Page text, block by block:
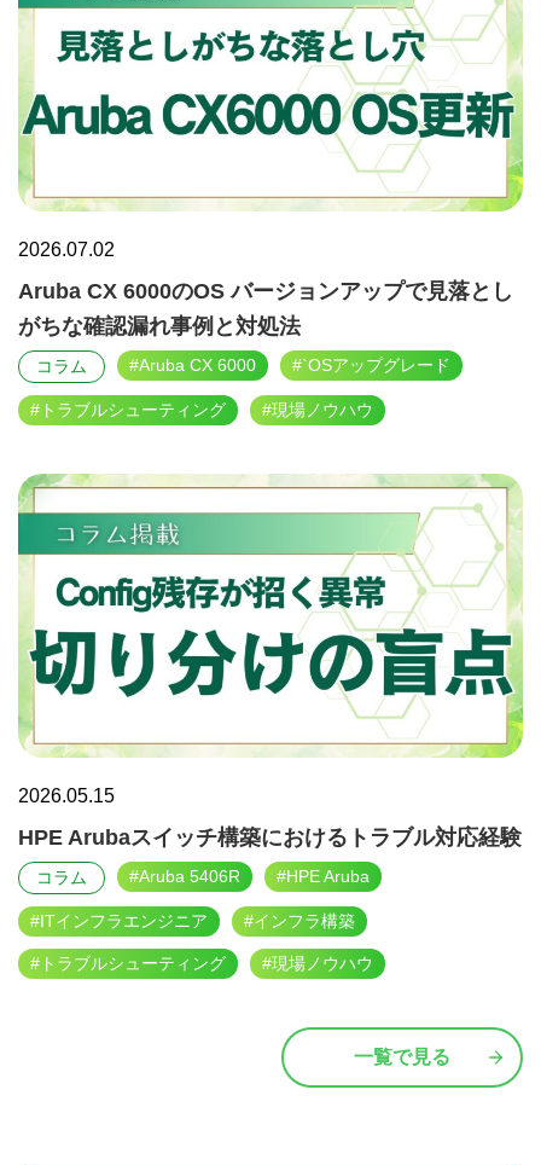
2026.07.02
Aruba CX 6000のOS バージョンアップで見落とし
がちな確認漏れ事例と対処法
コラム #Aruba CX 6000 #`​OSアップグレード
#トラブルシューティング #現場ノウハウ
2026.05.15
HPE Arubaスイッチ構築におけるトラブル対応経験
コラム #Aruba 5406R #HPE Aruba
#ITインフラエンジニア #インフラ構築
#トラブルシューティング #現場ノウハウ
一覧で見る